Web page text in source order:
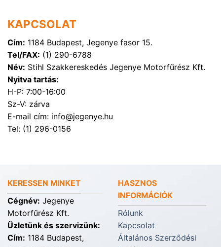
KAPCSOLAT
Cím: 1184 Budapest, Jegenye fasor 15.
Tel/FAX: (1) 290-6788
Név: Stihl Szakkereskedés Jegenye Motorfűrész Kft.
Nyitva tartás:
H-P: 7:00-16:00
Sz-V: zárva
E-mail cím: info@jegenye.hu
Tel: (1) 296-0156
KERESSEN MINKET
Cégnév: Jegenye
Motorfűrész Kft.
Üzletünk és szervizünk:
Cím: 1184 Budapest,
HASZNOS
INFORMÁCIÓK
Rólunk
Kapcsolat
Általános Szerződési